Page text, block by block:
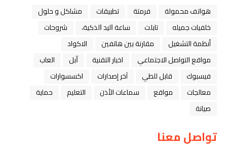
هواتف محمولة فرمتة تطبيقات
مشاكل و حلول
خلفيات جميله
تابلت ﺳﺎﻋﺔ ﺍﻟﻴﺪ ﺍﻟﺬﻛﻴﺔ،
شروحات
أنظمة التشغيل
مقارنة بين هاتفين
الاكواد
مواقع التواصل الاجتماعي
اخبار التقنية ﺁﺑﻞ
العاب
فيسبوك
قابل للطي آخر إصدارات
اكسسوارات
معالجات
مواقع سماعات الأذن التعليم
حماية
صيانة
تواصل معنا